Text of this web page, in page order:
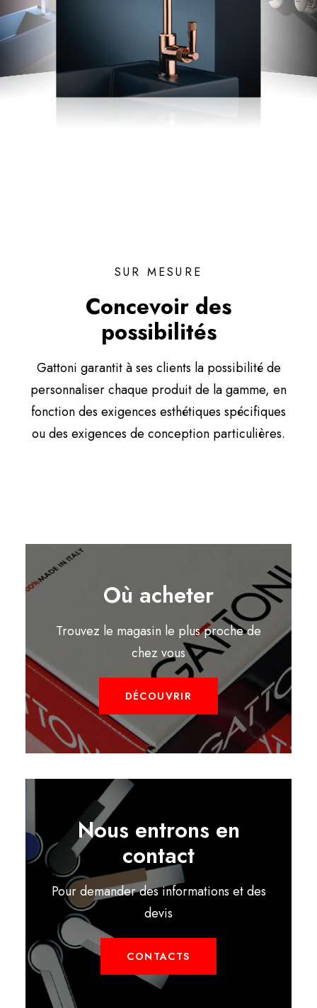
SUR MESURE
Concevoir des
possibilités
Gattoni garantit à ses clients la possibilité de
personnaliser chaque produit de la gamme, en
fonction des exigences esthétiques spécifiques
ou des exigences de conception particulières.
Où acheter
Trouvez le magasin le plus proche de
chez vous
DÉCOUVRIR
Nous entrons en
contact
Pour demander des informations et des
devis
CONTACTS